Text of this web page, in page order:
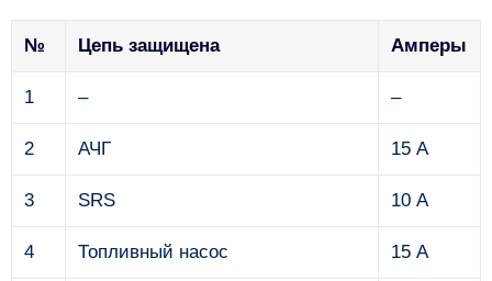
№ Цепь защищена Амперы
1 – –
2 АЧГ 15 А
3 SRS 10 А
4 Топливный насос 15 А